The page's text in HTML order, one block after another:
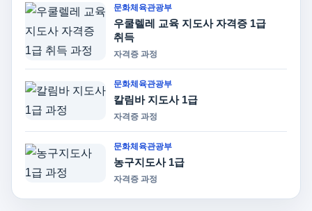
문화체육관광부
우쿨렐레 교육 지도사 자격증 1급
취득
자격증 과정
문화체육관광부
칼림바 지도사 1급
자격증 과정
문화체육관광부
농구지도사 1급
자격증 과정